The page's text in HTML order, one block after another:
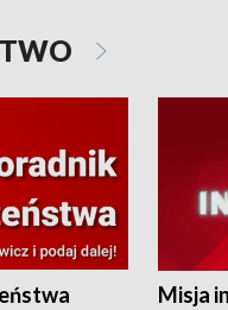
Misja